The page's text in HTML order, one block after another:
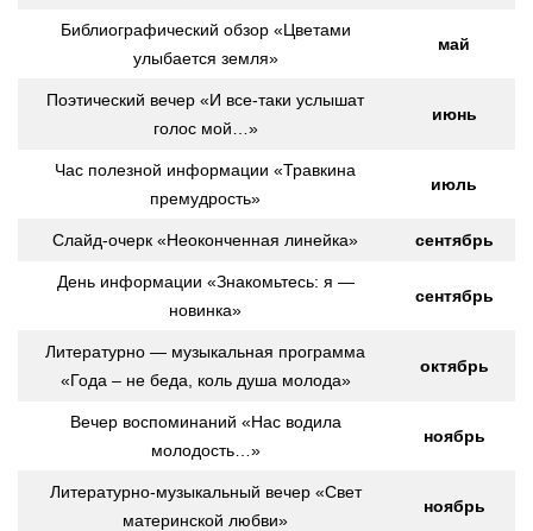
Библиографический обзор «Цветами
улыбается земля»
май
Поэтический вечер «И все-таки услышат
голос мой…»
июнь
Час полезной информации «Травкина
премудрость»
июль
Слайд-очерк «Неоконченная линейка» сентябрь
День информации «Знакомьтесь: я —
новинка»
сентябрь
Литературно — музыкальная программа
«Года – не беда, коль душа молода»
октябрь
Вечер воспоминаний «Нас водила
молодость…»
ноябрь
Литературно-музыкальный вечер «Свет
материнской любви»
ноябрь